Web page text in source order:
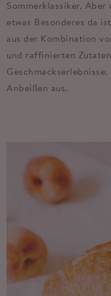
Sommerklassiker. Aber
etwas Besonderes da
aus der Kombination
und raffinierten
Anbeißen aus.